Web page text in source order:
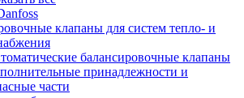
клапаны для систем тепло- и
балансировочные клапаны
принадлежности и
части